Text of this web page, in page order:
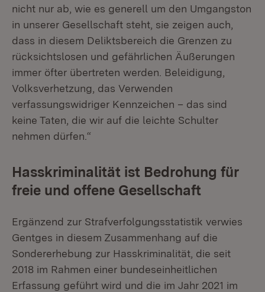
nicht nur ab, wie es generell um den Umgangston
in unserer Gesellschaft steht, sie zeigen auch,
dass in diesem Deliktsbereich die Grenzen zu
rücksichtslosen und gefährlichen Äußerungen
immer öfter übertreten werden. Beleidigung,
Volksverhetzung, das Verwenden
verfassungswidriger Kennzeichen – das sind
keine Taten, die wir auf die leichte Schulter
nehmen dürfen.“
Hasskriminalität ist Bedrohung für
freie und offene Gesellschaft
Ergänzend zur Strafverfolgungsstatistik verwies
Gentges in diesem Zusammenhang auf die
Sondererhebung zur Hasskriminalität, die seit
2018 im Rahmen einer bundeseinheitlichen
Erfassung geführt wird und die im Jahr 2021 im